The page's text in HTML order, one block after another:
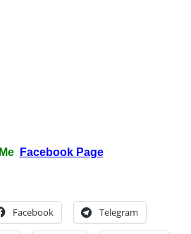
Facebook Page
Facebook Telegram